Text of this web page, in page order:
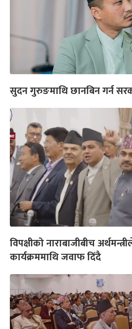
सुदन गुरुङमाथि छानबिन गर्न
विपक्षीको नाराबाजीबीच
कार्यक्रममाथि जवाफ दिँदै